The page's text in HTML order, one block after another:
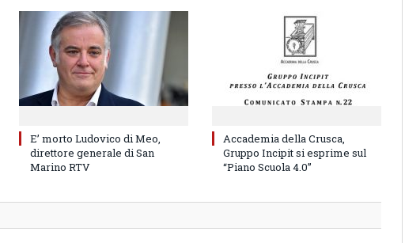
E’ morto Ludovico di Meo,
direttore generale di San
Marino RTV
Accademia della Crusca,
Gruppo Incipit si esprime sul
“Piano Scuola 4.0”